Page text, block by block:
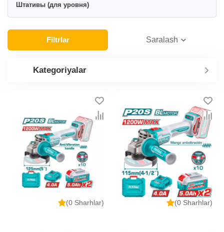
Штативы (для уровня)
Filtrlar Saralash
Kategoriyalar
(0 Sharhlar) (0 Sharhlar)